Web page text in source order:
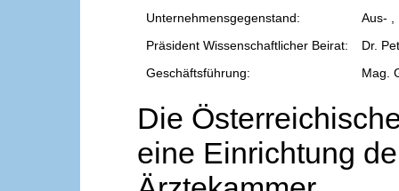
Unternehmensgegenstand:
Aus- ,
Präsident Wissenschaftlicher Beirat:
Dr.
Geschäftsführung:
Mag.
Die
eine Einrichtung